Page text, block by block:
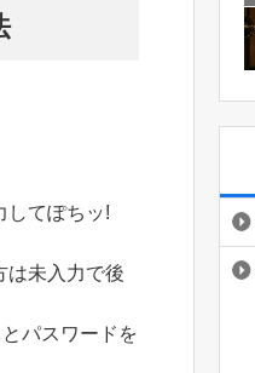
してぽちッ!
は未入力で後
パスワードを